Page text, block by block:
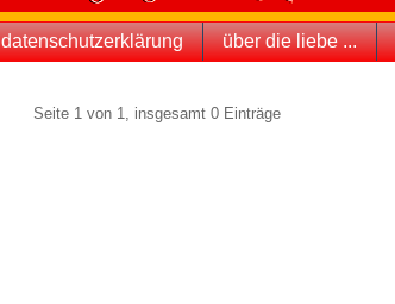
datenschutzerklärung über die liebe ...
Seite 1 von 1, insgesamt 0 Einträge